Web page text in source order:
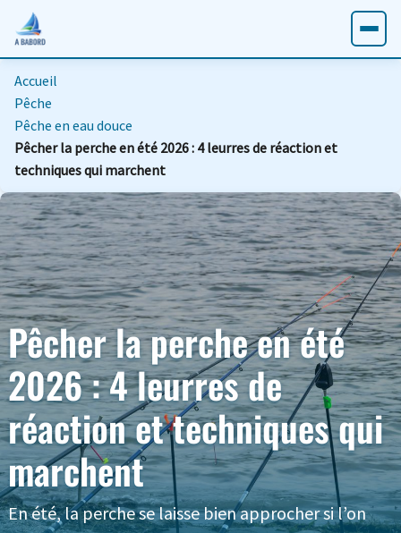
Accueil
Pêche
Pêche en eau douce
Pêcher la perche en été 2026 : 4 leurres de réaction et
techniques qui marchent
Pêcher la perche en été
2026 : 4 leurres de
réaction et techniques qui
marchent
En été, la perche se laisse bien approcher si l’on